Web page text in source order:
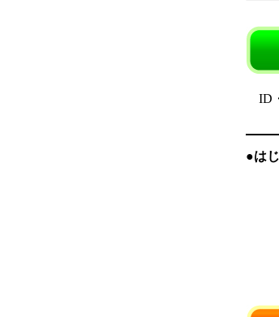
ID
●は